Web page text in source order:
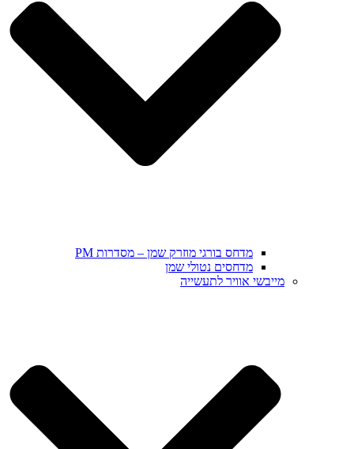
מדחס בורגי מוזרק שמן – מסדרות PM
מדחסים נטולי שמן
מייבשי אוויר לתעשייה